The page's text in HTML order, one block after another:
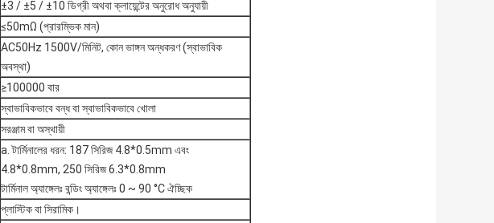
±3 / ±5 / ±10 ডিগ্রী অথবা ক্লায়েন্টের অনুরোধ অনুযায়ী
≤50mΩ (প্রারম্ভিক মান)
AC50Hz 1500V/মিনিট, কোন ভাঙ্গন অন্ধকরণ (স্বাভাবিক
অবস্থা)
≥100000 বার
স্বাভাবিকভাবে বন্ধ বা স্বাভাবিকভাবে খোলা
সরঞ্জাম বা অস্থায়ী
a. টার্মিনালের ধরন: 187 সিরিজ 4.8*0.5mm এবং
4.8*0.8mm, 250 সিরিজ 6.3*0.8mm
টার্মিনাল অ্যাঙ্গেলঃ বন্ডিং অ্যাঙ্গেলঃ 0 ~ 90 °C ঐচ্ছিক
প্লাস্টিক বা সিরামিক।